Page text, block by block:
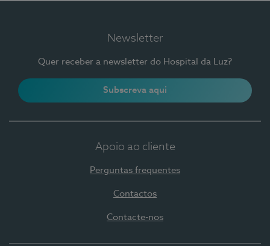
Newsletter
Quer receber a newsletter do Hospital da Luz?
Subscreva aqui
Apoio ao cliente
Perguntas frequentes
Contactos
Contacte-nos